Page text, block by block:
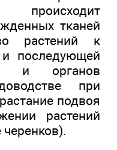
происходит
тканей
растений к
последующей
и органов
при
подвоя
растений